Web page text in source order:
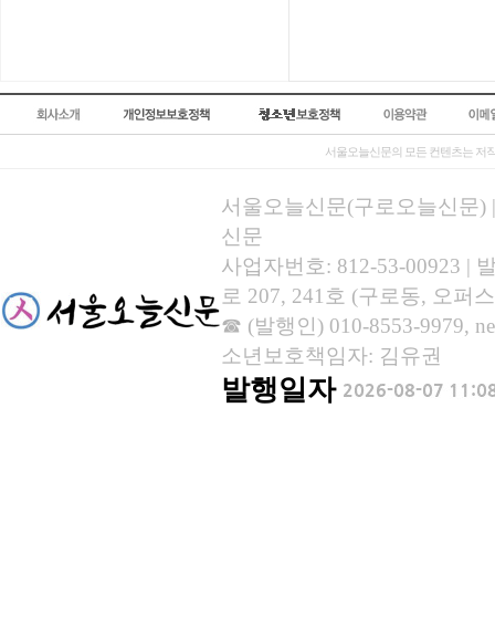
서울오늘신문의 모든 컨텐츠는 저
서울오늘신문(구로오늘신문)
신문
사업자번호: 812-53-00923 |
로 207, 241호 (구로동, 오퍼
☎ (발행인) 010-8553-9979,
소년보호책임자: 김유권
발행일자